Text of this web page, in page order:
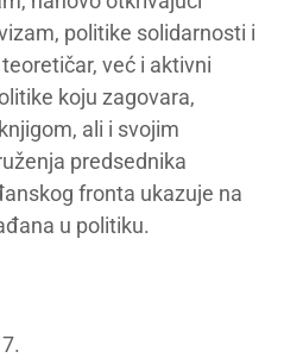
politike solidarnosti i
već i aktivni
koju zagovara,
ali i svojim
predsednika
fronta ukazuje na
u politiku.